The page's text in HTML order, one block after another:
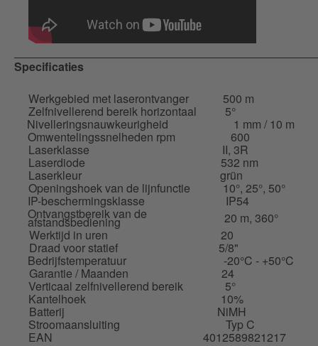
Specificaties
Werkgebied met laserontvanger
500 m
Zelfnivellerend bereik horizontaal 5°
Nivelleringsnauwkeurigheid 1 mm / 10 m
Omwentelingssnelheden rpm 600
Laserklasse II, 3R
Laserdiode 532 nm
Laserkleur grün
Openingshoek van de lijnfunctie 10°, 25°, 50°
IP-beschermingsklasse IP54
Ontvangstbereik van de
afstandsbediening
20 m, 360°
Werktijd in uren
20
Draad voor statief 5/8"
Bedrijfstemperatuur -20°C - +50°C
Garantie / Maanden 24
Verticaal zelfnivellerend bereik 5°
Kantelhoek 10%
Batterij NiMH
Stroomaansluiting Typ C
EAN
4012589821217